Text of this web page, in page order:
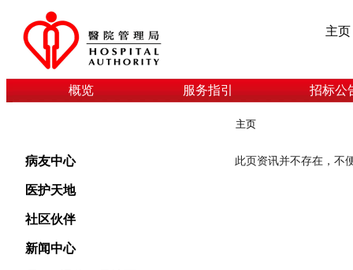
主页
概览 服务指引 招标公
病友中心
医护天地
社区伙伴
新闻中心
主页